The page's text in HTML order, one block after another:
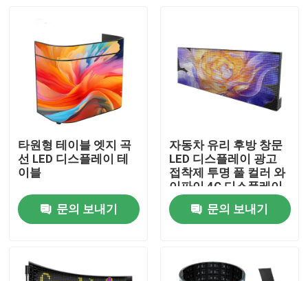
타원형 테이블 엣지 곡
선 LED 디스플레이 테
이블
문의 보내기
자동차 유리 후방 창문
LED 디스플레이 광고
접착제 투명 풀 컬러 와
이파이 4G 디스플레이
보드 택시 후방 창문
문의 보내기